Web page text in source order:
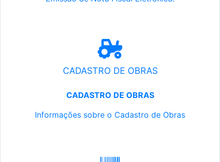
CADASTRO DE OBRAS
CADASTRO DE OBRAS
Informações sobre o Cadastro de Obras